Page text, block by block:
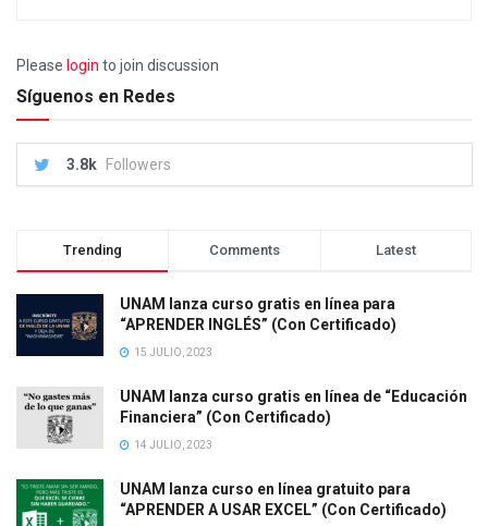
Please login to join discussion
Síguenos en Redes
3.8k Followers
Trending Comments Latest
UNAM lanza curso gratis en línea para
“APRENDER INGLÉS” (Con Certificado)
15 JULIO, 2023
UNAM lanza curso gratis en línea de “Educación
Financiera” (Con Certificado)
14 JULIO, 2023
UNAM lanza curso en línea gratuito para
“APRENDER A USAR EXCEL” (Con Certificado)